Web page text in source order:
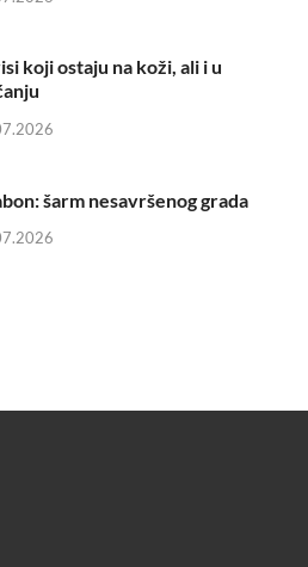
koji ostaju na koži, ali i u
šarm nesavršenog grada